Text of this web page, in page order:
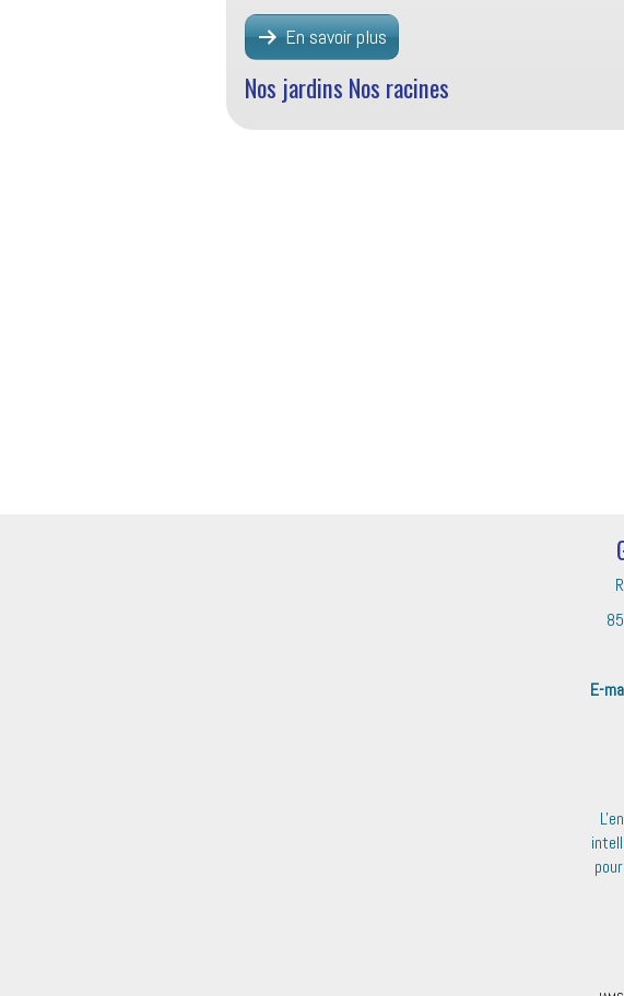
En savoir plus
Nos jardins Nos racines
E-